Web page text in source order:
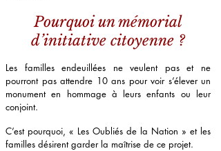
Pourquoi un mémorial
d’initiative citoyenne ?
Les familles endeuillées ne veulent pas et ne
pourront pas attendre 10 ans pour voir s’élever un
monument en hommage à leurs enfants ou leur
conjoint.
C’est pourquoi, « Les Oubliés de la Nation » et les
familles désirent garder la maîtrise de ce projet.